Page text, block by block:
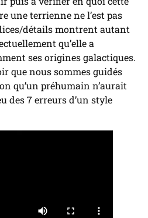
une terrienne ne l’est pas
détails montrent autant
qu’elle a
ses origines galactiques.
que nous sommes guidés
qu’un préhumain n’aurait
des 7 erreurs d’un style